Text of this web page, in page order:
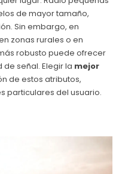
de mayor tamaño,
Sin embargo, en
zonas rurales o en
robusto puede ofrecer
señal. Elegir la mejor
de estos atributos,
particulares del usuario.